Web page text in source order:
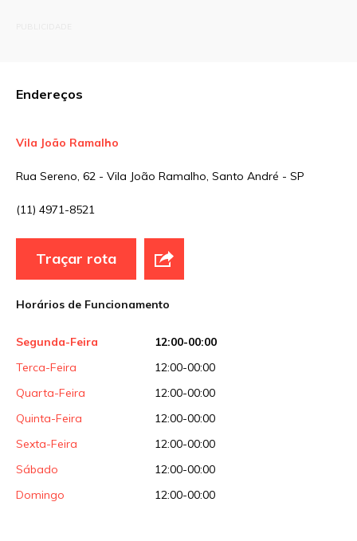
Endereços
Vila João Ramalho
Rua Sereno, 62 - Vila João Ramalho, Santo André - SP
(11) 4971-8521
Traçar rota
Horários de Funcionamento
Segunda-Feira
12:00-00:00
Terca-Feira
12:00-00:00
Quarta-Feira
12:00-00:00
Quinta-Feira
12:00-00:00
Sexta-Feira
12:00-00:00
Sábado
12:00-00:00
Domingo
12:00-00:00